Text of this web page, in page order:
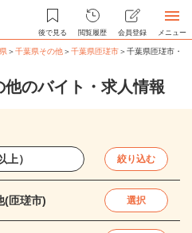
後で見る 閲覧履歴 会員登録 メニュー
＞千葉県その他＞千葉県匝瑳市＞千葉県匝瑳市・
のバイト・求人情報
絞り込む
(匝瑳市) 選択